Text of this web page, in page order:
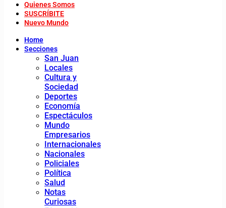
Quienes Somos
SUSCRÍBITE
Nuevo Mundo
Home
Secciones
San Juan
Locales
Cultura y
Sociedad
Deportes
Economía
Espectáculos
Mundo
Empresarios
Internacionales
Nacionales
Policiales
Política
Salud
Notas
Curiosas